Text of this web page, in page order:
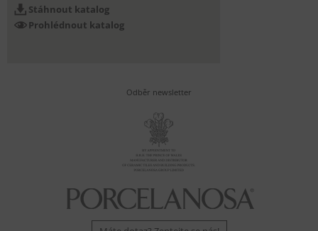
Stáhnout katalog
Prohlédnout katalog
Odběr newsletter